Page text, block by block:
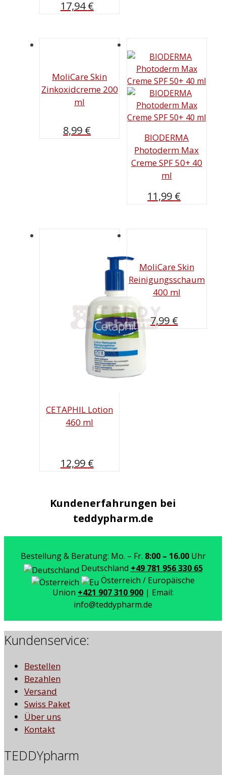
17,94€
MoliCare Skin
Zinkoxidcreme 200
ml
8,99 €
BIODERMA
Photoderm Max
Creme SPF 50+ 40
ml
11,99 €
CETAPHIL Lotion
460 ml
12,99 €
MoliCare Skin
Reinigungsschaum
400 ml
7,99 €
Kundenerfahrungen bei
teddypharm.de
Bestellung & Beratung: Mo. – Fr. 8:00 – 16.00Uhr
Deutschland +49 781 956 330 65
Österreich / Europäische
Union +421 907 310 900 | Email:
info@teddypharm.de
Kundenservice:
Bestellen
Bezahlen
Versand
Swiss Paket
Über uns
Kontakt
TEDDYpharm